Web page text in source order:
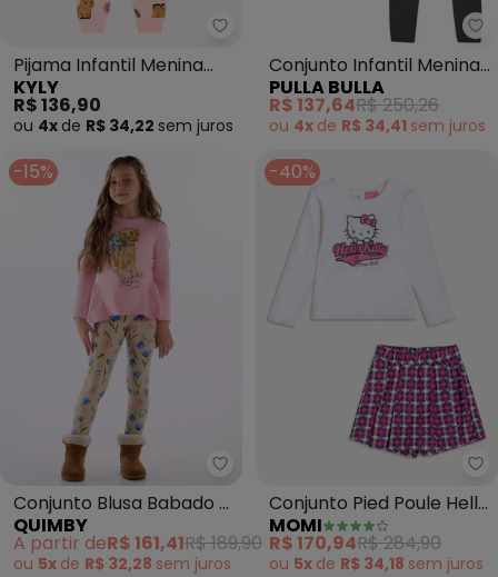
Kyly - Pijama Infantil Menina
Pijama Infantil Menina
Capivara (Rosa)
KYLY
R$ 136,90
ou 4x de R$ 34,22 sem juros
Conjunto Infantil Menina
Moletom (Rosa)
PULLA BULLA
R$ 137,64R$ 250,26
ou 4x de R$ 34,41 sem juros
-15%
Quimby - Conjunto Blusa
Conjunto Blusa Babado e
Legging Rosa
QUIMBY
A partir deR$ 161,41R$ 189,90
ou 5x de R$ 32,28 sem juros
-40%
Conjunto Pied Poule Hello
Kitty com Strass (Rosa)
MOMI
R$ 170,94R$ 284,90
ou 5x de R$ 34,18 sem juros